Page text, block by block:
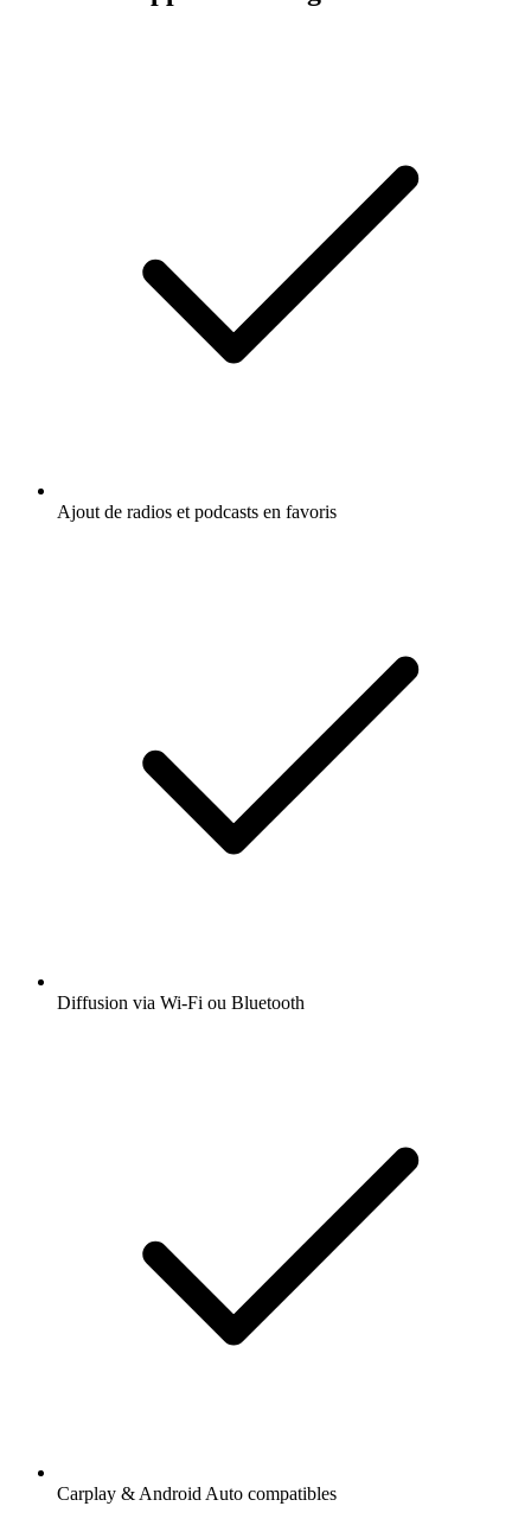
Ajout de radios et podcasts en favoris
Diffusion via Wi-Fi ou Bluetooth
Carplay & Android Auto compatibles